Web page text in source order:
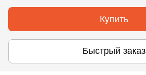
Купить
Быстрый заказ